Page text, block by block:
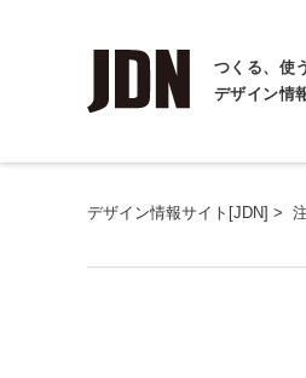
つくる、使
デザイン情
デザイン情報サイト[JDN] >